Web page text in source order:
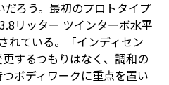
ろう。最初のプロトタイプ
リッター ツインターボ水平
れている。「インディセン
するつもりはなく、調和の
ボディワークに重点を置い